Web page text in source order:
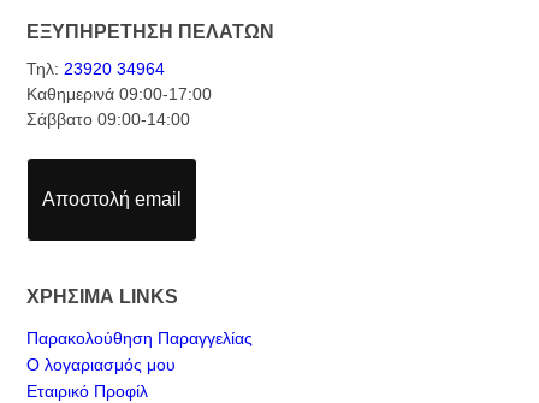
ΕΞΥΠΗΡΕΤΗΣΗ ΠΕΛΑΤΩΝ
Τηλ:23920 34964
Καθημερινά 09:00-17:00
Σάββατο 09:00-14:00
Αποστολή email
ΧΡΗΣΙΜΑ LINKS
Παρακολούθηση Παραγγελίας
Ο λογαριασμός μου
Εταιρικό Προφίλ